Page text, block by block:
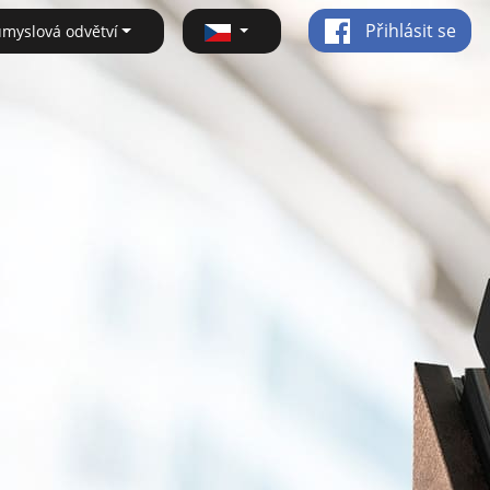
odvětví Přihlásit se